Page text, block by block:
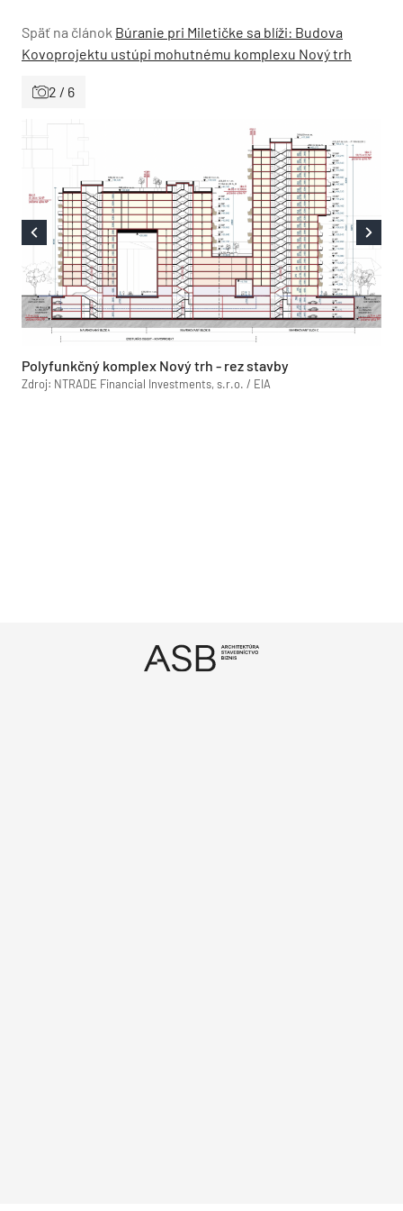
Späť na článok Búranie pri Miletičke sa blíži: Budova
Kovoprojektu ustúpi mohutnému komplexu Nový trh
2 / 6
Polyfunkčný komplex Nový trh - rez stavby
Zdroj: NTRADE Financial Investments, s.r.o. / EIA